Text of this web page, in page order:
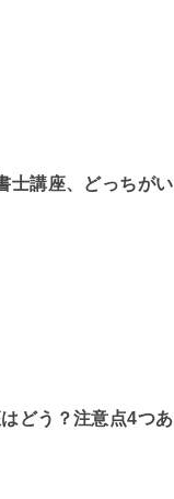
士講座、どっちがい
どう？注意点4つあ